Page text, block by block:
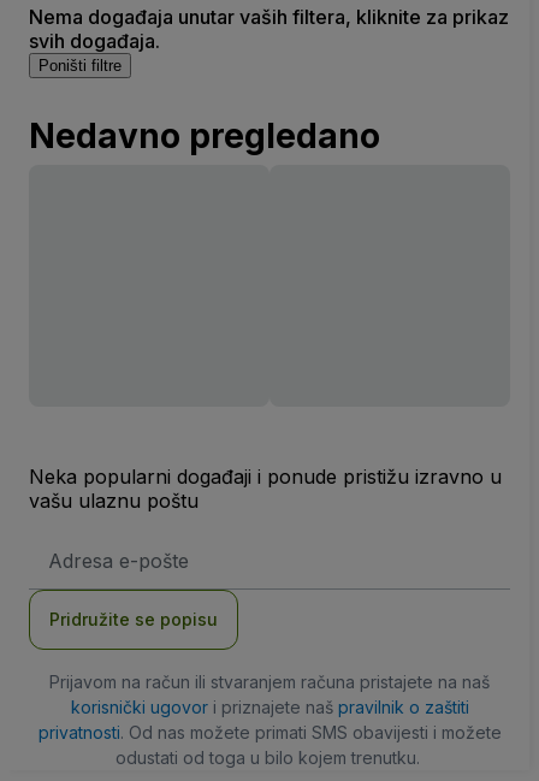
Nema događaja unutar vaših filtera, kliknite za prikaz
svih događaja.
Poništi filtre
Nedavno pregledano
Neka popularni događaji i ponude pristižu izravno u
vašu ulaznu poštu
mail
Pridružite se popisu
Prijavom na račun ili stvaranjem računa pristajete na naš
korisnički ugovori priznajete naš pravilnik o zaštiti
privatnosti. Od nas možete primati SMS obavijesti i možete
odustati od toga u bilo kojem trenutku.